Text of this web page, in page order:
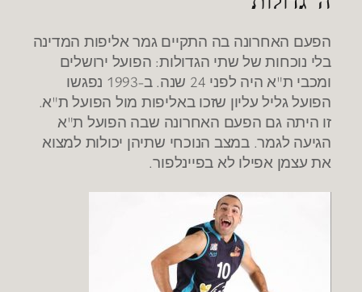
הפעם האחרונה בה התקיים גמר אליפות המדינה
בלי נוכחות של שתי הגדולות: הפועל ירושלים
ומכבי ת"א היה לפני 24 שנה. ב-1993 נפגשו
הפועל גליל עליון שזכו באליפות מול הפועל ת"א.
זו היתה גם הפעם האחרונה שבה הפועל ת"א
הגיעה לגמר. במצב הנוכחי שתיהן יכולות למצוא
את עצמן אפילו לא בפיינלפור.